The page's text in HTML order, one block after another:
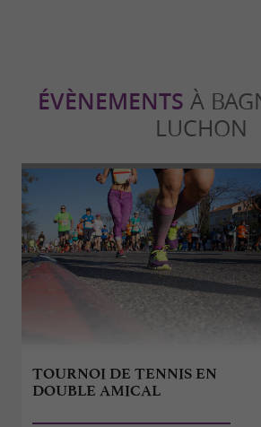
ÉVÈNEMENTS À
LUCHON
TOURNOI DE TENNIS EN
DOUBLE AMICAL